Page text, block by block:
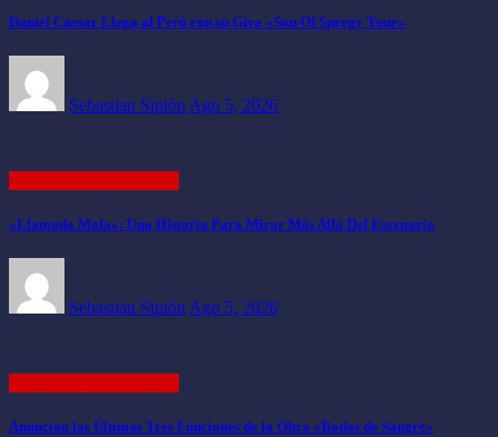
Daniel Caesar Llega al Perú con su Gira «Son Of Spergy Tour»
Sebastian Sipión Ago 5, 2026
«Llamada Mofa»: Una Historia Para Mirar Más Allá Del Escenario
Sebastian Sipión Ago 5, 2026
Anuncian las Últimas Tres Funciones de la Obra «Bodas de Sangre»